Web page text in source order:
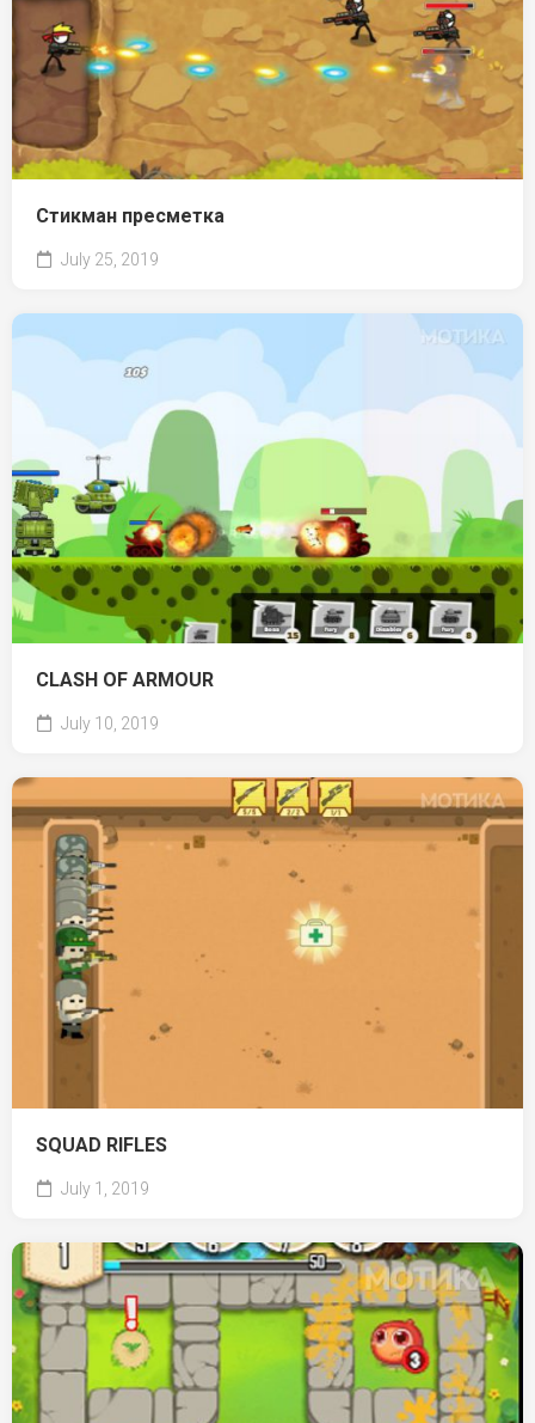
Стикман пресметка
July 25, 2019
CLASH OF ARMOUR
July 10, 2019
SQUAD RIFLES
July 1, 2019